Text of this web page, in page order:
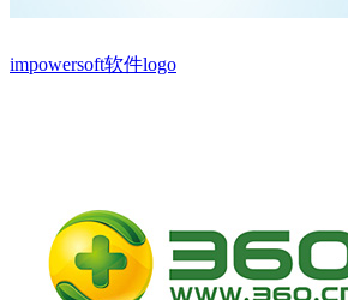
impowersoft软件logo